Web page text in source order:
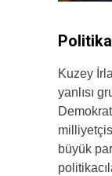
Kuzey
yanlısı
büyük